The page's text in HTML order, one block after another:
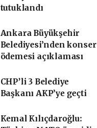
tutuklandı
Ankara Büyükşehir
Belediyesi’nden konser
ödemesi açıklaması
CHP’li 3 Belediye
Başkanı AKP’ye geçti
Kemal Kılıçdaroğlu: